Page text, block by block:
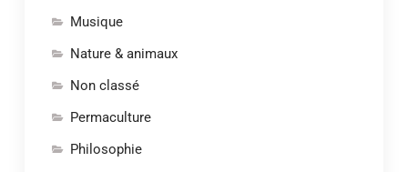
Musique
Nature & animaux
Non classé
Permaculture
Philosophie